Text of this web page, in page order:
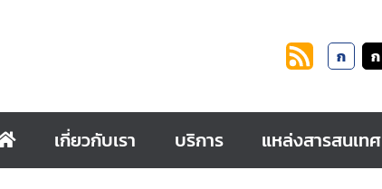
ก ก
เกี่ยวกับเรา บริการ แหล่งสารสนเทศ